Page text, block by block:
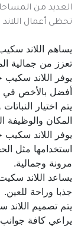
العديد من
تحظى أعمال
يساهم اللاند
تعزز من جمالية
يوفر اللاند
أفضل بالأخص في
يتم اختيار
المكان والوظيفة
يوفر اللاند سكيب
استخدامها مثل
مرونة وجمالية.
يساعد اللاند
جذبا وراحة للعين.
يتم تصميم
يراعي كافة